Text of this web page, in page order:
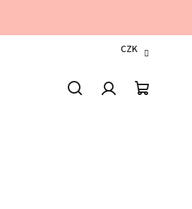
CZK